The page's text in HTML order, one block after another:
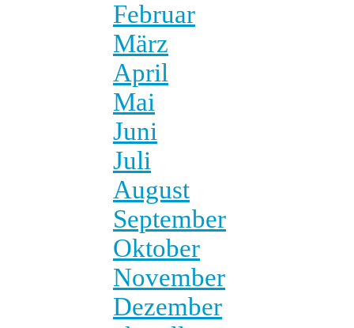
Februar
März
April
Mai
Juni
Juli
August
September
Oktober
November
Dezember